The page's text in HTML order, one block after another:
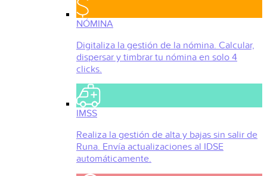
NÓMINA
Digitaliza la gestión de la nómina. Calcular,
dispersar y timbrar tu nómina en solo 4
clicks.
IMSS
Realiza la gestión de alta y bajas sin salir de
Runa. Envía actualizaciones al IDSE
automáticamente.